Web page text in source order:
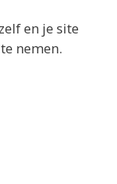
en je site
nemen.